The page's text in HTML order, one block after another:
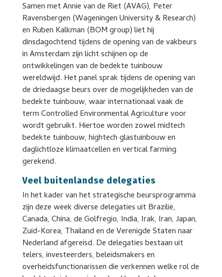
Samen met Annie van de Riet (AVAG), Peter
Ravensbergen (Wageningen University & Research)
en Ruben Kalkman (BOM group) liet hij
dinsdagochtend tijdens de opening van de vakbeurs
in Amsterdam zijn licht schijnen op de
ontwikkelingen van de bedekte tuinbouw
wereldwijd. Het panel sprak tijdens de opening van
de driedaagse beurs over de mogelijkheden van de
bedekte tuinbouw, waar internationaal vaak de
term Controlled Environmental Agriculture voor
wordt gebruikt. Hiertoe worden zowel midtech
bedekte tuinbouw, hightech glastuinbouw en
daglichtloze klimaatcellen en vertical farming
gerekend.
Veel buitenlandse delegaties
In het kader van het strategische beursprogramma
zijn deze week diverse delegaties uit Brazilië,
Canada, China, de Golfregio, India, Irak, Iran, Japan,
Zuid-Korea, Thailand en de Verenigde Staten naar
Nederland afgereisd. De delegaties bestaan uit
telers, investeerders, beleidsmakers en
overheidsfunctionarissen die verkennen welke rol de